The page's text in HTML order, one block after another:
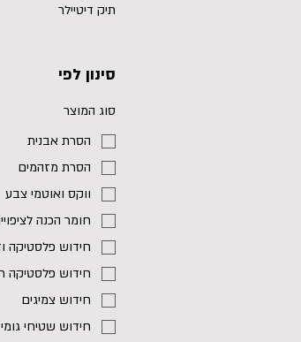
תיק דיטיילר
סינון לפי
סוג המוצר
הסרת אבנית
הסרת מזהמים
ווקס ואוטמי צבע
חומר הכנה
חידוש פלסטיקה
חידוש פלסטיקה
חידוש צמיגים
חידוש שטיחי גומי